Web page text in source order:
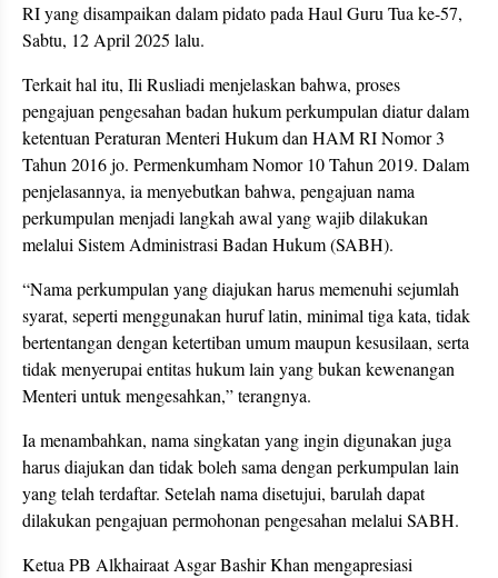
RI yang disampaikan dalam pidato pada Haul Guru Tua ke-57,
Sabtu, 12 April 2025 lalu.
Terkait hal itu, Ili Rusliadi menjelaskan bahwa, proses
pengajuan pengesahan badan hukum perkumpulan diatur dalam
ketentuan Peraturan Menteri Hukum dan HAM RI Nomor 3
Tahun 2016 jo. Permenkumham Nomor 10 Tahun 2019. Dalam
penjelasannya, ia menyebutkan bahwa, pengajuan nama
perkumpulan menjadi langkah awal yang wajib dilakukan
melalui Sistem Administrasi Badan Hukum (SABH).
“Nama perkumpulan yang diajukan harus memenuhi sejumlah
syarat, seperti menggunakan huruf latin, minimal tiga kata, tidak
bertentangan dengan ketertiban umum maupun kesusilaan, serta
tidak menyerupai entitas hukum lain yang bukan kewenangan
Menteri untuk mengesahkan,” terangnya.
Ia menambahkan, nama singkatan yang ingin digunakan juga
harus diajukan dan tidak boleh sama dengan perkumpulan lain
yang telah terdaftar. Setelah nama disetujui, barulah dapat
dilakukan pengajuan permohonan pengesahan melalui SABH.
Ketua PB Alkhairaat Asgar Bashir Khan mengapresiasi